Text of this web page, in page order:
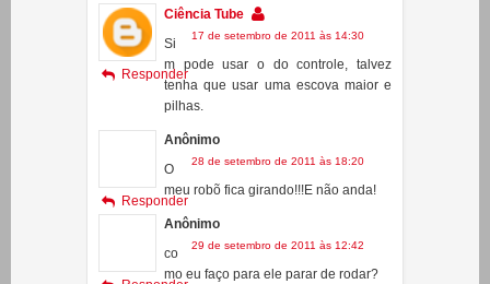
eu ñ consigo achar o de celular por
favor responda
Ciência Tube
17 de setembro de 2011 às 14:30
Si
m pode usar o do controle, talvez
tenha que usar uma escova maior e
pilhas.
Anônimo
O
meu robõ fica girando!!!E não anda!
Responder
Anônimo